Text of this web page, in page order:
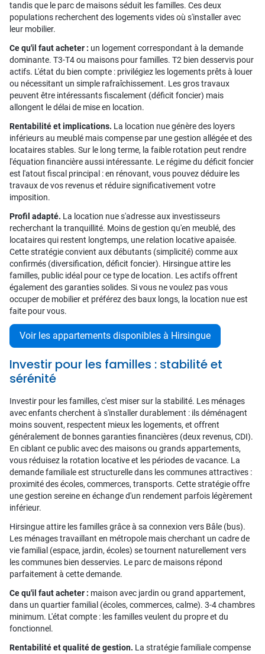
tandis que le parc de maisons séduit les familles. Ces deux
populations recherchent des logements vides où s'installer avec
leur mobilier.
Ce qu'il faut acheter : un logement correspondant à la demande
dominante. T3-T4 ou maisons pour familles. T2 bien desservis pour
actifs. L'état du bien compte : privilégiez les logements prêts à louer
ou nécessitant un simple rafraîchissement. Les gros travaux
peuvent être intéressants fiscalement (déficit foncier) mais
allongent le délai de mise en location.
Rentabilité et implications. La location nue génère des loyers
inférieurs au meublé mais compense par une gestion allégée et des
locataires stables. Sur le long terme, la faible rotation peut rendre
l'équation financière aussi intéressante. Le régime du déficit foncier
est l'atout fiscal principal : en rénovant, vous pouvez déduire les
travaux de vos revenus et réduire significativement votre
imposition.
Profil adapté. La location nue s'adresse aux investisseurs
recherchant la tranquillité. Moins de gestion qu'en meublé, des
locataires qui restent longtemps, une relation locative apaisée.
Cette stratégie convient aux débutants (simplicité) comme aux
confirmés (diversification, déficit foncier). Hirsingue attire les
familles, public idéal pour ce type de location. Les actifs offrent
également des garanties solides. Si vous ne voulez pas vous
occuper de mobilier et préférez des baux longs, la location nue est
faite pour vous.
Voir les appartements disponibles à Hirsingue
Investir pour les familles : stabilité et
sérénité
Investir pour les familles, c'est miser sur la stabilité. Les ménages
avec enfants cherchent à s'installer durablement : ils déménagent
moins souvent, respectent mieux les logements, et offrent
généralement de bonnes garanties financières (deux revenus, CDI).
En ciblant ce public avec des maisons ou grands appartements,
vous réduisez la rotation locative et les périodes de vacance. La
demande familiale est structurelle dans les communes attractives :
proximité des écoles, commerces, transports. Cette stratégie offre
une gestion sereine en échange d'un rendement parfois légèrement
inférieur.
Hirsingue attire les familles grâce à sa connexion vers Bâle (bus).
Les ménages travaillant en métropole mais cherchant un cadre de
vie familial (espace, jardin, écoles) se tournent naturellement vers
les communes bien desservies. Le parc de maisons répond
parfaitement à cette demande.
Ce qu'il faut acheter : maison avec jardin ou grand appartement,
dans un quartier familial (écoles, commerces, calme). 3-4 chambres
minimum. L'état compte : les familles veulent du propre et du
fonctionnel.
Rentabilité et qualité de gestion. La stratégie familiale compense